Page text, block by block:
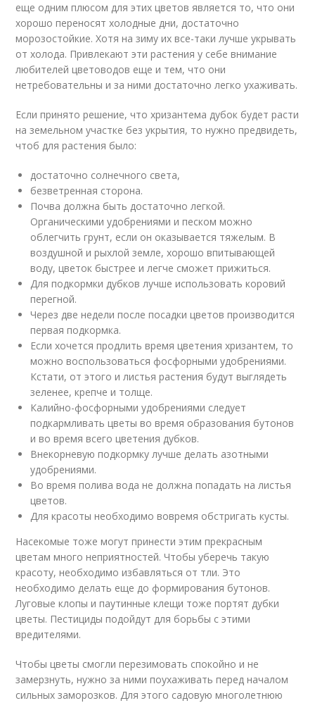
еще одним плюсом для этих цветов является то, что они
хорошо переносят холодные дни, достаточно
морозостойкие. Хотя на зиму их все-таки лучше укрывать
от холода. Привлекают эти растения у себе внимание
любителей цветоводов еще и тем, что они
нетребовательны и за ними достаточно легко ухаживать.
Если принято решение, что хризантема дубок будет расти
на земельном участке без укрытия, то нужно предвидеть,
чтоб для растения было:
достаточно солнечного света,
безветренная сторона.
Почва должна быть достаточно легкой.
Органическими удобрениями и песком можно
облегчить грунт, если он оказывается тяжелым. В
воздушной и рыхлой земле, хорошо впитывающей
воду, цветок быстрее и легче сможет прижиться.
Для подкормки дубков лучше использовать коровий
перегной.
Через две недели после посадки цветов производится
первая подкормка.
Если хочется продлить время цветения хризантем, то
можно воспользоваться фосфорными удобрениями.
Кстати, от этого и листья растения будут выглядеть
зеленее, крепче и толще.
Калийно-фосфорными удобрениями следует
подкармливать цветы во время образования бутонов
и во время всего цветения дубков.
Внекорневую подкормку лучше делать азотными
удобрениями.
Во время полива вода не должна попадать на листья
цветов.
Для красоты необходимо вовремя обстригать кусты.
Насекомые тоже могут принести этим прекрасным
цветам много неприятностей. Чтобы уберечь такую
красоту, необходимо избавляться от тли. Это
необходимо делать еще до формирования бутонов.
Луговые клопы и паутинные клещи тоже портят дубки
цветы. Пестициды подойдут для борьбы с этими
вредителями.
Чтобы цветы смогли перезимовать спокойно и не
замерзнуть, нужно за ними поухаживать перед началом
сильных заморозков. Для этого садовую многолетнюю